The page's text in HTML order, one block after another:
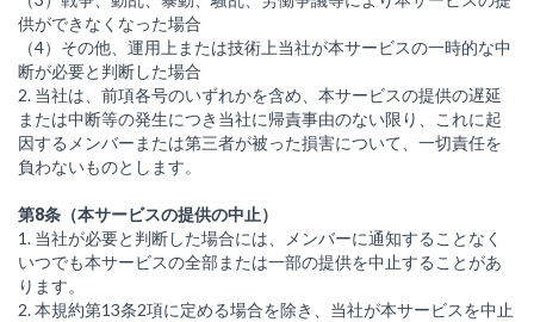
供ができなくなった場合
（4）その他、運用上または技術上当社が本サービスの一時的な中
断が必要と判断した場合
2. 当社は、前項各号のいずれかを含め、本サービスの提供の遅延
または中断等の発生につき当社に帰責事由のない限り、これに起
因するメンバーまたは第三者が被った損害について、一切責任を
負わないものとします。
第8条（本サービスの提供の中止）
1. 当社が必要と判断した場合には、メンバーに通知することなく
いつでも本サービスの全部または一部の提供を中止することがあ
ります。
2. 本規約第13条2項に定める場合を除き、当社が本サービスを中止